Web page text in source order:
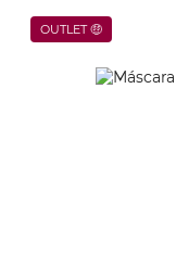
OUTLET 🤑